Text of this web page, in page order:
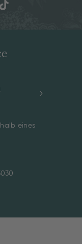
eines